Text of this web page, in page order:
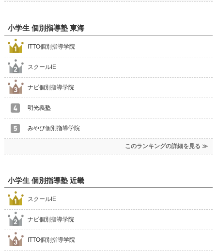
小学生 個別指導塾 東海
ITTO個別指導学院
スクールIE
ナビ個別指導学院
明光義塾
みやび個別指導学院
このランキングの詳細を見る ≫
小学生 個別指導塾 近畿
スクールIE
ナビ個別指導学院
ITTO個別指導学院